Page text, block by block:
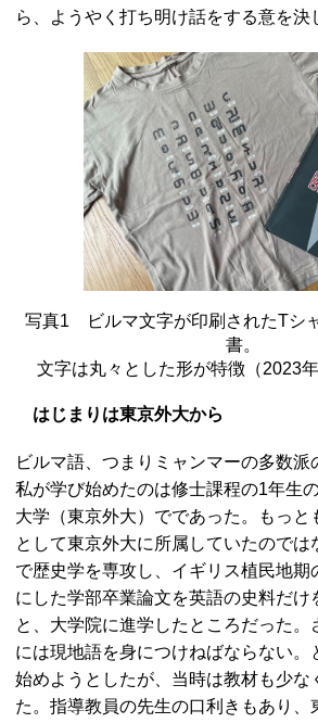
ら、ようやく打ち明け話をする意を決
写真1 ビルマ文字が印刷されたTシ
書。
文字は丸々とした形が特徴（2023
はじまりは東京外大から
ビルマ語、つまりミャンマーの多数派
私が学び始めたのは修士課程の1年生
大学（東京外大）でであった。もっと
として東京外大に所属していたのでは
で歴史学を専攻し、イギリス植民地期
にした学部卒業論文を英語の史料だけ
と、大学院に進学したところだった。
には現地語を身につけねばならない。
始めようとしたが、当時は教材も少な
た。指導教員の先生の口利きもあり、